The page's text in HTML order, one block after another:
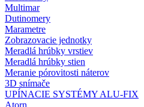
Multimar
Dutinomery
Marametre
Zobrazovacie jednotky
Meradlá hrúbky vrstiev
Meradlá hrúbky stien
Meranie pórovitosti náterov
3D snímače
UPÍNACIE SYSTÉMY ALU-FIX
Atorn